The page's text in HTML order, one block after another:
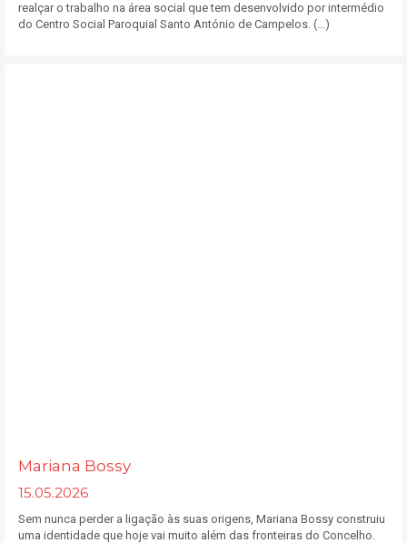
realçar o trabalho na área social que tem desenvolvido por intermédio
do Centro Social Paroquial Santo António de Campelos. (...)
Mariana Bossy
15.05.2026
Sem nunca perder a ligação às suas origens, Mariana Bossy construiu
uma identidade que hoje vai muito além das fronteiras do Concelho.